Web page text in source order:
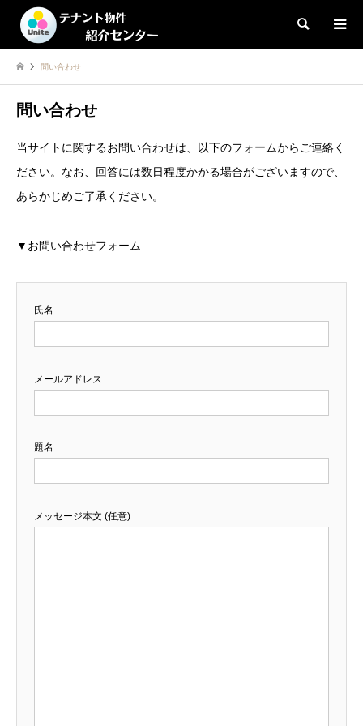
検索
問い合わせ
問い合わせ
当サイトに関するお問い合わせは、以下のフォームからご連絡く
ださい。なお、回答には数日程度かかる場合がございますので、
あらかじめご了承ください。
▼お問い合わせフォーム
氏名
メールアドレス
題名
メッセージ本文 (任意)